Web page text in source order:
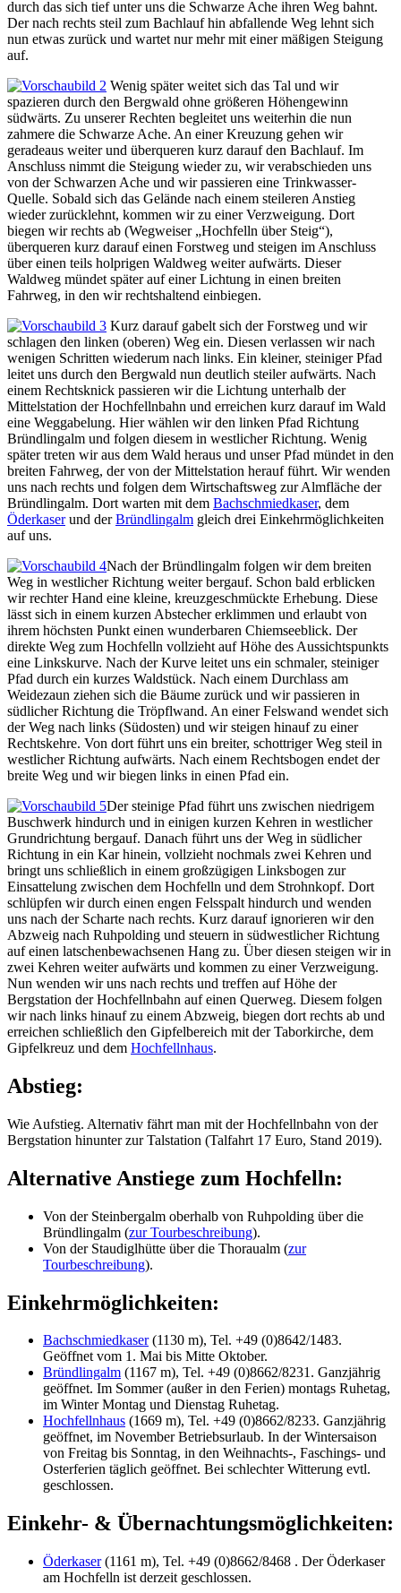
durch das sich tief unter uns die Schwarze Ache ihren Weg bahnt.
Der nach rechts steil zum Bachlauf hin abfallende Weg lehnt sich
nun etwas zurück und wartet nur mehr mit einer mäßigen Steigung
auf.
Wenig später weitet sich das Tal und wir
spazieren durch den Bergwald ohne größeren Höhengewinn
südwärts. Zu unserer Rechten begleitet uns weiterhin die nun
zahmere die Schwarze Ache. An einer Kreuzung gehen wir
geradeaus weiter und überqueren kurz darauf den Bachlauf. Im
Anschluss nimmt die Steigung wieder zu, wir verabschieden uns
von der Schwarzen Ache und wir passieren eine Trinkwasser-
Quelle. Sobald sich das Gelände nach einem steileren Anstieg
wieder zurücklehnt, kommen wir zu einer Verzweigung. Dort
biegen wir rechts ab (Wegweiser „Hochfelln über Steig“),
überqueren kurz darauf einen Forstweg und steigen im Anschluss
über einen teils holprigen Waldweg weiter aufwärts. Dieser
Waldweg mündet später auf einer Lichtung in einen breiten
Fahrweg, in den wir rechtshaltend einbiegen.
Kurz darauf gabelt sich der Forstweg und wir
schlagen den linken (oberen) Weg ein. Diesen verlassen wir nach
wenigen Schritten wiederum nach links. Ein kleiner, steiniger Pfad
leitet uns durch den Bergwald nun deutlich steiler aufwärts. Nach
einem Rechtsknick passieren wir die Lichtung unterhalb der
Mittelstation der Hochfellnbahn und erreichen kurz darauf im Wald
eine Weggabelung. Hier wählen wir den linken Pfad Richtung
Bründlingalm und folgen diesem in westlicher Richtung. Wenig
später treten wir aus dem Wald heraus und unser Pfad mündet in den
breiten Fahrweg, der von der Mittelstation herauf führt. Wir wenden
uns nach rechts und folgen dem Wirtschaftsweg zur Almfläche der
Bründlingalm. Dort warten mit dem Bachschmiedkaser, dem
Öderkaserund derBründlingalm gleich drei Einkehrmöglichkeiten
auf uns.
Nach der Bründlingalm folgen wir dem breiten
Weg in westlicher Richtung weiter bergauf. Schon bald erblicken
wir rechter Hand eine kleine, kreuzgeschmückte Erhebung. Diese
lässt sich in einem kurzen Abstecher erklimmen und erlaubt von
ihrem höchsten Punkt einen wunderbaren Chiemseeblick. Der
direkte Weg zum Hochfelln vollzieht auf Höhe des Aussichtspunkts
eine Linkskurve. Nach der Kurve leitet uns ein schmaler, steiniger
Pfad durch ein kurzes Waldstück. Nach einem Durchlass am
Weidezaun ziehen sich die Bäume zurück und wir passieren in
südlicher Richtung die Tröpflwand. An einer Felswand wendet sich
der Weg nach links (Südosten) und wir steigen hinauf zu einer
Rechtskehre. Von dort führt uns ein breiter, schottriger Weg steil in
westlicher Richtung aufwärts. Nach einem Rechtsbogen endet der
breite Weg und wir biegen links in einen Pfad ein.
Der steinige Pfad führt uns zwischen niedrigem
Buschwerk hindurch und in einigen kurzen Kehren in westlicher
Grundrichtung bergauf. Danach führt uns der Weg in südlicher
Richtung in ein Kar hinein, vollzieht nochmals zwei Kehren und
bringt uns schließlich in einem großzügigen Linksbogen zur
Einsattelung zwischen dem Hochfelln und dem Strohnkopf. Dort
schlüpfen wir durch einen engen Felsspalt hindurch und wenden
uns nach der Scharte nach rechts. Kurz darauf ignorieren wir den
Abzweig nach Ruhpolding und steuern in südwestlicher Richtung
auf einen latschenbewachsenen Hang zu. Über diesen steigen wir in
zwei Kehren weiter aufwärts und kommen zu einer Verzweigung.
Nun wenden wir uns nach rechts und treffen auf Höhe der
Bergstation der Hochfellnbahn auf einen Querweg. Diesem folgen
wir nach links hinauf zu einem Abzweig, biegen dort rechts ab und
erreichen schließlich den Gipfelbereich mit der Taborkirche, dem
Gipfelkreuz und dem Hochfellnhaus.
Abstieg:
Wie Aufstieg. Alternativ fährt man mit der Hochfellnbahn von der
Bergstation hinunter zur Talstation (Talfahrt 17 Euro, Stand 2019).
Alternative Anstiege zum Hochfelln:
Von der Steinbergalm oberhalb von Ruhpolding über die
Bründlingalm (zur Tourbeschreibung).
Von der Staudiglhütte über die Thoraualm (zur
Tourbeschreibung).
Einkehrmöglichkeiten:
Bachschmiedkaser(1130 m), Tel. +49 (0)8642/1483.
Geöffnet vom 1. Mai bis Mitte Oktober.
Bründlingalm (1167 m), Tel. +49 (0)8662/8231. Ganzjährig
geöffnet. Im Sommer (außer in den Ferien) montags Ruhetag,
im Winter Montag und Dienstag Ruhetag.
Hochfellnhaus (1669 m), Tel. +49 (0)8662/8233. Ganzjährig
geöffnet, im November Betriebsurlaub. In der Wintersaison
von Freitag bis Sonntag, in den Weihnachts-, Faschings- und
Osterferien täglich geöffnet. Bei schlechter Witterung evtl.
geschlossen.
Einkehr- & Übernachtungsmöglichkeiten:
Öderkaser(1161 m), Tel. +49 (0)8662/8468 . Der Öderkaser
am Hochfelln ist derzeit geschlossen.